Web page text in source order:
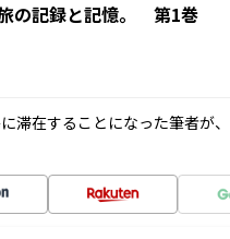
の記録と記憶。 第1巻
滞在することになった筆者が